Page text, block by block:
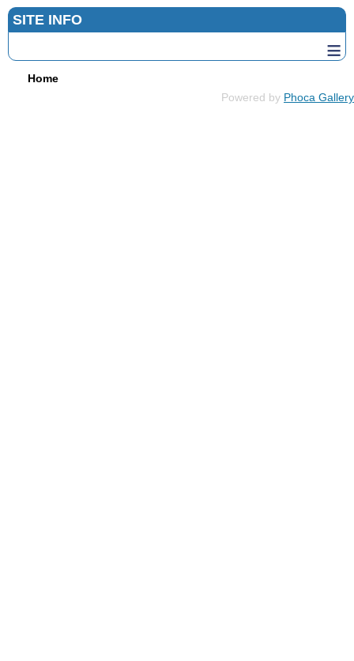
SITE INFO
≡
Home
Powered by Phoca Gallery